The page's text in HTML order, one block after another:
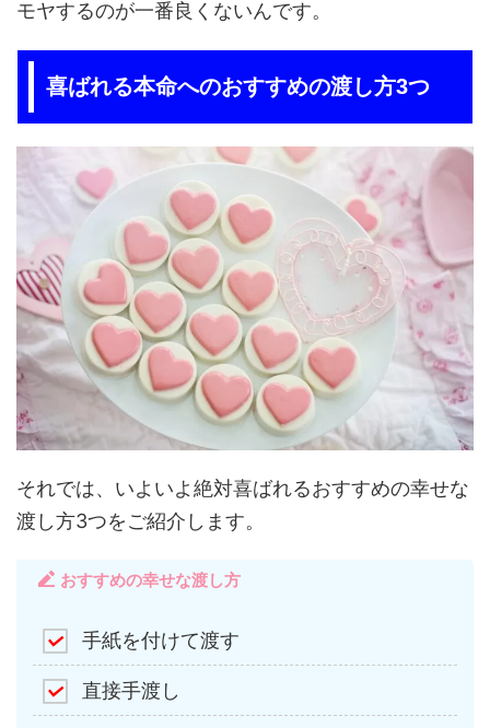
モヤするのが一番良くないんです。
喜ばれる本命へのおすすめの渡し方3つ
それでは、いよいよ絶対喜ばれるおすすめの幸せな
渡し方3つをご紹介します。
おすすめの幸せな渡し方
手紙を付けて渡す
直接手渡し